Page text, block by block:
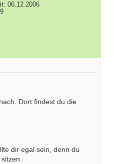
06.12.2006
Dort findest du die
dir egal sein, denn du